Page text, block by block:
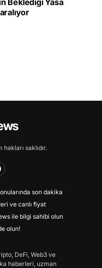
Beklediği Yasa
saklıdır.
son dakika
ve canlı fiyat
ile bilgi sahibi olun
olun!
DeFi, Web3 ve
haberleri, uzman